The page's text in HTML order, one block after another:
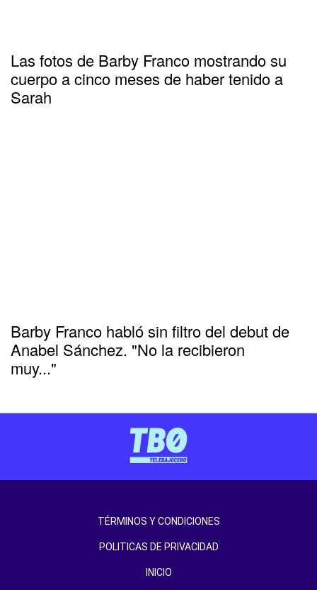
Las fotos de Barby Franco mostrando su
cuerpo a cinco meses de haber tenido a
Sarah
Barby Franco habló sin filtro del debut de
Anabel Sánchez. "No la recibieron
muy..."
TÉRMINOS Y CONDICIONES
POLITICAS DE PRIVACIDAD
INICIO